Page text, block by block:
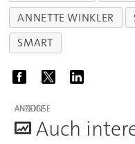
ANNETTE WINKLER
SMART
ANZEIGE
Auch